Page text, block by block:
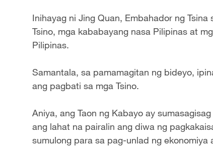
Inihayag ni Jing Quan, Embahador ng
Tsino, mga kababayang nasa Pilipinas at
Pilipinas.
Samantala, sa pamamagitan ng bideyo,
ang pagbati sa mga Tsino.
Aniya, ang Taon ng Kabayo ay
ang lahat na pairalin ang diwa ng
sumulong para sa pag-unlad ng